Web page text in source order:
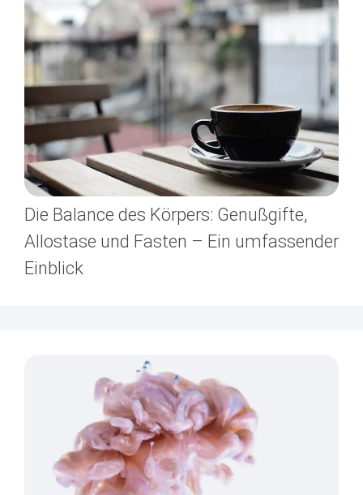
Die Balance des Körpers: Genußgifte,
Allostase und Fasten – Ein umfassender
Einblick